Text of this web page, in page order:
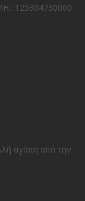
125304730000
αγάπη από την